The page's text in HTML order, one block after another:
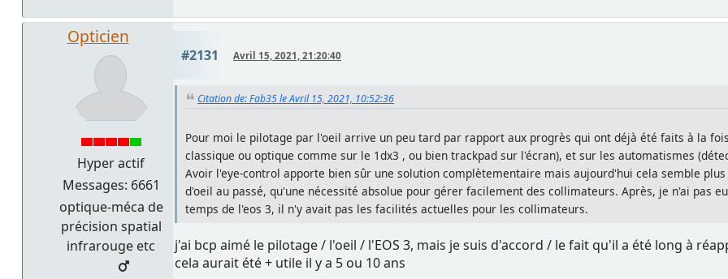
Opticien
Hyper actif
Messages: 6661
optique-méca de
précision spatial
infrarouge etc
#2131 Avril 15, 2021, 21:20:40
Citation de: Fab35 le Avril 15, 2021, 10:52:36
Pour moi le pilotage par l'oeil arrive un peu tard par rapport aux progrès qui ont déjà été faits à la
classique ou optique comme sur le 1dx3 , ou bien trackpad sur l'écran), et sur les automatismes
Avoir l'eye-control apporte bien sûr une solution complètementaire mais aujourd'hui cela semble
d'oeil au passé, qu'une nécessité absolue pour gérer facilement des collimateurs. Après, je n'ai pas
temps de l'eos 3, il n'y avait pas les facilités actuelles pour les collimateurs.
j'ai bcp aimé le pilotage / l'oeil / l'EOS 3, mais je suis d'accord / le fait qu'il a été long à
cela aurait été + utile il y a 5 ou 10 ans